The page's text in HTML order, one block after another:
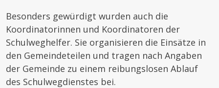
Besonders gewürdigt wurden auch die
Koordinatorinnen und Koordinatoren der
Schulweghelfer. Sie organisieren die Einsätze in
den Gemeindeteilen und tragen nach Angaben
der Gemeinde zu einem reibungslosen Ablauf
des Schulwegdienstes bei.